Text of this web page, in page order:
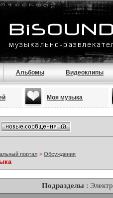
Альбомы Видеоклипы
Моя музыка
портал > Обсуждения
Подразделы :